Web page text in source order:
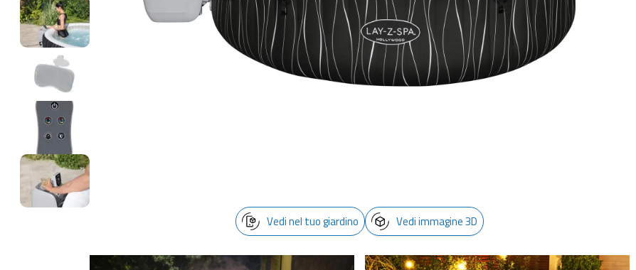
Vedi nel tuo giardino Vedi immagine 3D